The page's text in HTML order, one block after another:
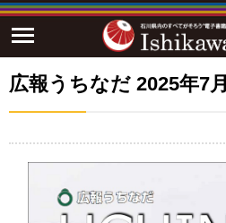
広報うちなだ 2025年7